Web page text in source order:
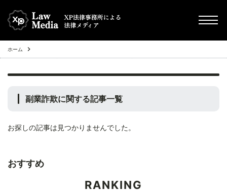
債務整理（任意整理・個人再生・自己破産・過払金）
ホーム
副業詐欺に関する記事一覧
お探しの記事は見つかりませんでした。
おすすめ
RANKING